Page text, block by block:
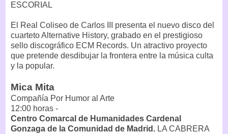
ESCORIAL
El Real Coliseo de Carlos III presenta el nuevo disco del
cuarteto Alternative History, grabado en el prestigioso
sello discográfico ECM Records. Un atractivo proyecto
que pretende desdibujar la frontera entre la música culta
y la popular.
Mica Mita
Compañía Por Humor al Arte
12:00 horas -
Centro Comarcal de Humanidades Cardenal
Gonzaga de la Comunidad de Madrid. LA CABRERA